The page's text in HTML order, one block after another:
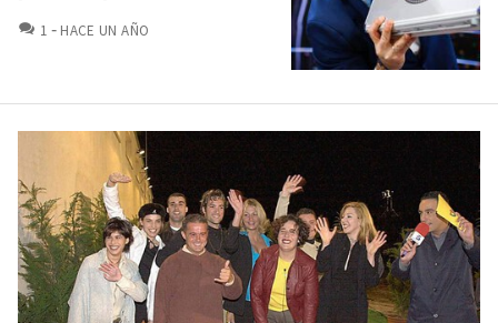
1 COMENTARIOS
HACE UN AÑO